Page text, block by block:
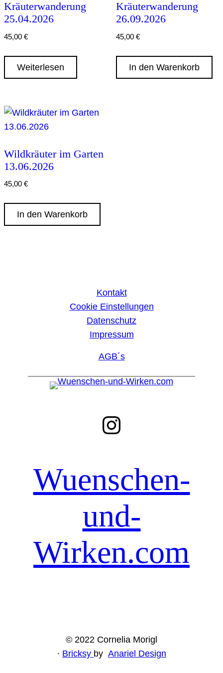
Kräuterwanderung
25.04.2026
45,00 €
Weiterlesen
Kräuterwanderung
26.09.2026
45,00 €
In den Warenkorb
Wildkräuter im Garten
13.06.2026
45,00 €
In den Warenkorb
Kontakt
Cookie Einstellungen
Datenschutz
Impressum
AGB´s
Instagram
Wuenschen-
und-
Wirken.com
© 2022 Cornelia Morigl
· Bricksy by Anariel Design